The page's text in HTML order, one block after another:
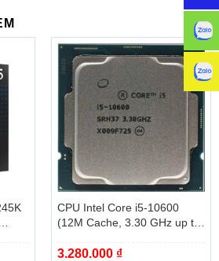
Box
CPU Intel Core i5-10600
(12M Cache, 3.30 GHz up to
1200, Comet Lake-S) – Tray
3.280.000 ₫